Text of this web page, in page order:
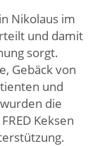
Nikolaus im
und damit
sorgt.
Gebäck von
und
die
Keksen